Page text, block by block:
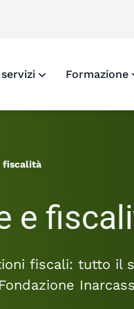
Inarcassa
InarcassaInarcassa
Formazione
fiscalità
e
fiscali: tutto il